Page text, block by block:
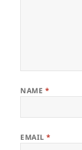
NAME *
EMAIL*